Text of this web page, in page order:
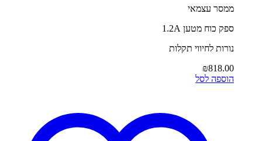
ממסר עצמאי
ספק כוח מטען 1.2A
נורות לחיווי תקלות
₪818.00
הוספה לסל